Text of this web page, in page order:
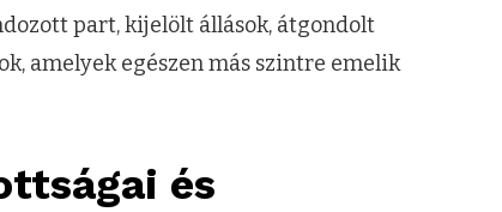
part, kijelölt állások, átgondolt
amelyek egészen más szintre emelik
és